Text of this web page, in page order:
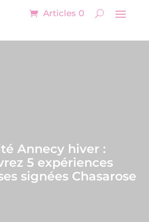
Articles 0
Annecy hiver :
5 expériences
signées Chasarose